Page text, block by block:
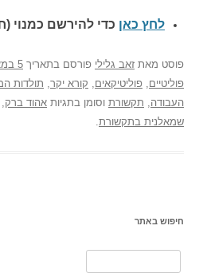
לחץ כאן כדי להירשם כמנוי
פוסט מאת זאב גלילי פורסם בתאריך 5 במאי 1999
פוליטיים פוליטיקאים קורא יקר תולדות
העבודה
תקשורת וסומן בתגיות אהוד ברק
שמאלנית בתקשורת
חיפוש באתר